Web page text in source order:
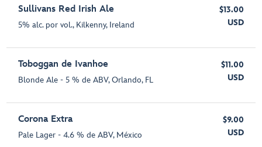
Sullivans Red Irish Ale
5% alc. por vol., Kilkenny, Ireland
$13.00
USD
Toboggan de Ivanhoe
Blonde Ale - 5 % de ABV, Orlando, FL
$11.00
USD
Corona Extra
Pale Lager - 4.6 % de ABV, México
$9.00
USD